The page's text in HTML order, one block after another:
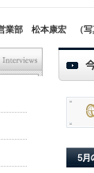
業部 松本康宏 （写